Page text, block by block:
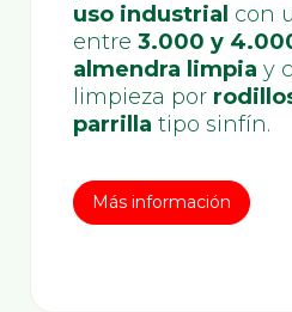
uso industrial con
entre 3.000 y
almendra limpia y
limpieza por
parrilla tipo sinfín.
Más información